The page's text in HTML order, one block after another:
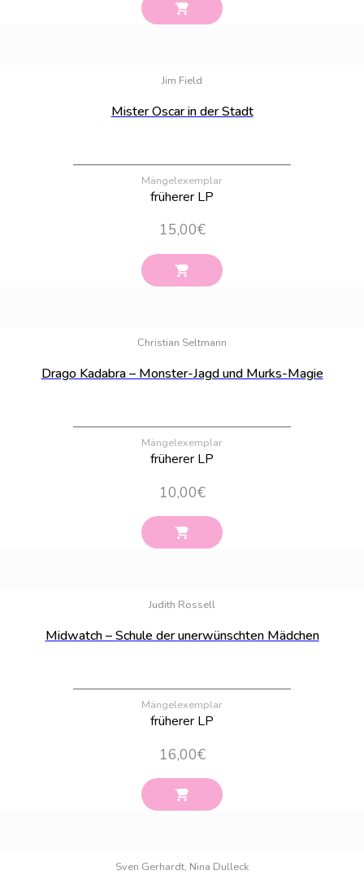
Jim Field
Mister Oscar in der Stadt
Mängelexemplar
früherer LP
15,00€
Christian Seltmann
Drago Kadabra – Monster-Jagd und Murks-Magie
Mängelexemplar
früherer LP
10,00€
Judith Rossell
Midwatch – Schule der unerwünschten Mädchen
Mängelexemplar
früherer LP
16,00€
Sven Gerhardt, Nina Dulleck